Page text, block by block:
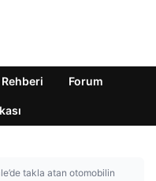
Forum
takla atan otomobilin